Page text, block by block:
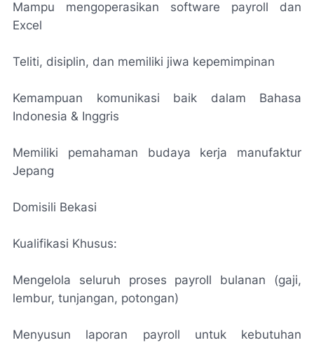
Mampu mengoperasikan software payroll dan
Excel
Teliti, disiplin, dan memiliki jiwa kepemimpinan
Kemampuan komunikasi baik dalam Bahasa
Indonesia & Inggris
Memiliki pemahaman budaya kerja manufaktur
Jepang
Domisili Bekasi
Kualifikasi Khusus:
Mengelola seluruh proses payroll bulanan (gaji,
lembur, tunjangan, potongan)
Menyusun laporan payroll untuk kebutuhan